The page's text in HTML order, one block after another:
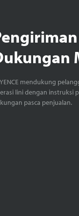
mendukung
lini dengan instruksi
pasca penjualan.